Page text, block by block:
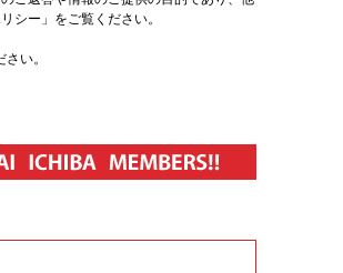
シー」をご覧ください。
い。